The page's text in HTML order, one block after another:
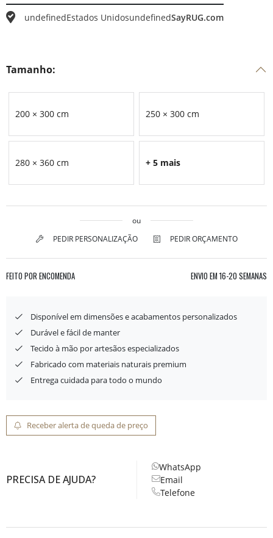
undefinedEstados UnidosundefinedSayRUG.com
Tamanho:
200 × 300 cm 250 × 300 cm
280 × 360 cm + 5 mais
ou
PEDIR PERSONALIZAÇÃO
PEDIR ORÇAMENTO
FEITO POR ENCOMENDA ENVIO EM 16-20 SEMANAS
Disponível em dimensões e acabamentos personalizados
Durável e fácil de manter
Tecido à mão por artesãos especializados
Fabricado com materiais naturais premium
Entrega cuidada para todo o mundo
Receber alerta de queda de preço
PRECISA DE AJUDA?
WhatsApp
Email
Telefone